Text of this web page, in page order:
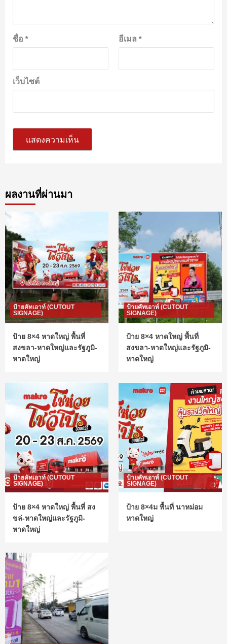
ชื่อ * อีเมล *
เว็บไซต์
ผลงานที่ผ่านมา
ป้ายคัทเอาท์ (CUTOUT
SIGNAGE)
ป้าย 8×4 หาดใหญ่ พื้นที่
สงขลา-หาดใหญ่และรัฐภูมิ-
หาดใหญ่
ป้ายคัทเอาท์ (CUTOUT
SIGNAGE)
ป้าย 8×4 หาดใหญ่ พื้นที่
สงขลา-หาดใหญ่และรัฐภูมิ-
หาดใหญ่
ป้ายคัทเอาท์ (CUTOUT
SIGNAGE)
ป้าย 8×4 หาดใหญ่ พื้นที่ สง
ขล่-หาดใหญ่และรัฐภูมิ-
หาดใหญ่
ป้ายคัทเอาท์ (CUTOUT
SIGNAGE)
ป้าย 8×4ม พื้นที่ นาหม่อม
หาดใหญ่